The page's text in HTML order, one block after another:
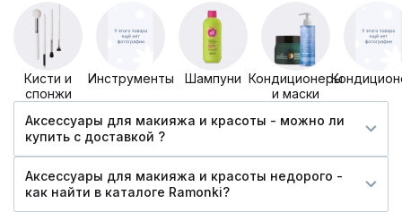
Кисти и
спонжи
Инструменты Шампуни Кондиционеры
и маски
Аксессуары для макияжа и красоты - можно ли
купить c доставкой ?
Аксессуары для макияжа и красоты недорого -
как найти в каталоге Ramonki?